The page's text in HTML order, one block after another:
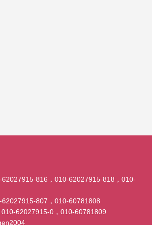
62027915-816，010-62027915-818，010-
62027915-807，010-60781808
010-62027915-0，010-60781809